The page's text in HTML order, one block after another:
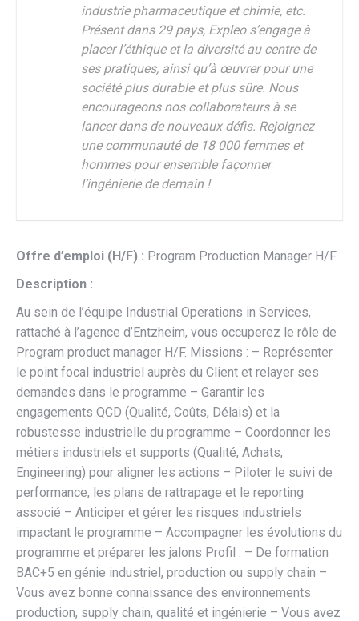
industrie pharmaceutique et chimie, etc.
Présent dans 29 pays, Expleo s’engage à
placer l’éthique et la diversité au centre de
ses pratiques, ainsi qu’à œuvrer pour une
société plus durable et plus sûre. Nous
encourageons nos collaborateurs à se
lancer dans de nouveaux défis. Rejoignez
une communauté de 18 000 femmes et
hommes pour ensemble façonner
l’ingénierie de demain !
Offre d’emploi (H/F) : Program Production Manager H/F
Description :
Au sein de l’équipe Industrial Operations in Services,
rattaché à l’agence d’Entzheim, vous occuperez le rôle de
Program product manager H/F. Missions : – Représenter
le point focal industriel auprès du Client et relayer ses
demandes dans le programme – Garantir les
engagements QCD (Qualité, Coûts, Délais) et la
robustesse industrielle du programme – Coordonner les
métiers industriels et supports (Qualité, Achats,
Engineering) pour aligner les actions – Piloter le suivi de
performance, les plans de rattrapage et le reporting
associé – Anticiper et gérer les risques industriels
impactant le programme – Accompagner les évolutions du
programme et préparer les jalons Profil : – De formation
BAC+5 en génie industriel, production ou supply chain –
Vous avez bonne connaissance des environnements
production, supply chain, qualité et ingénierie – Vous avez